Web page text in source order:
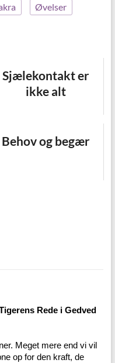
Øvelser
Sjælekontakt er
ikke alt
Behov og begær
Rede i Gedved
Meget mere end vi vil
op for den kraft, de